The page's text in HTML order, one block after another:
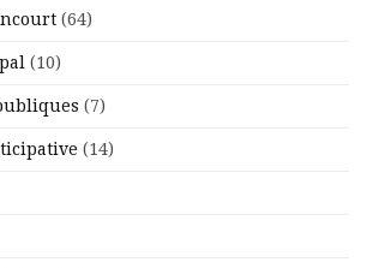
(64)
(10)
(7)
(14)